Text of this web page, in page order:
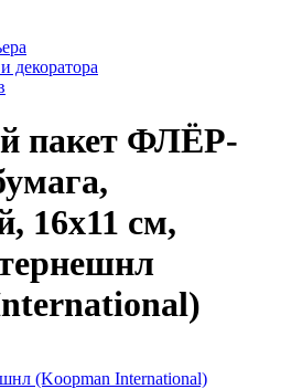
декоратора
пакет ФЛЁР-
16х11 см,
(Koopman International)